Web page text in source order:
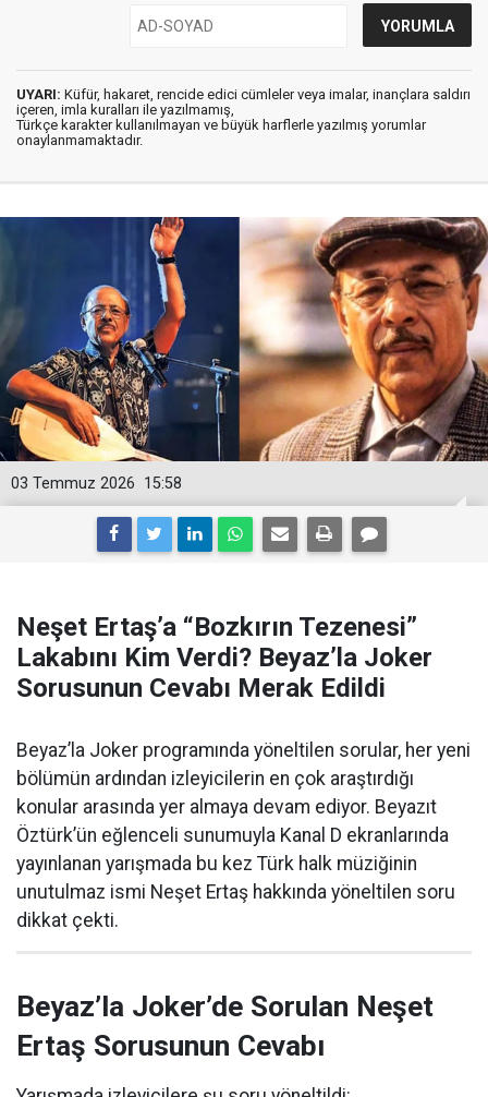
UYARI: Küfür, hakaret, rencide edici cümleler veya imalar, inançlara saldırı
içeren, imla kuralları ile yazılmamış,
Türkçe karakter kullanılmayan ve büyük harflerle yazılmış yorumlar
onaylanmamaktadır.
15:58
03 Temmuz 2026
Neşet Ertaş’a “Bozkırın Tezenesi”
Lakabını Kim Verdi? Beyaz’la Joker
Sorusunun Cevabı Merak Edildi
Beyaz’la Joker programında yöneltilen sorular, her yeni
bölümün ardından izleyicilerin en çok araştırdığı
konular arasında yer almaya devam ediyor. Beyazıt
Öztürk’ün eğlenceli sunumuyla Kanal D ekranlarında
yayınlanan yarışmada bu kez Türk halk müziğinin
unutulmaz ismi Neşet Ertaş hakkında yöneltilen soru
dikkat çekti.
Beyaz’la Joker’de Sorulan Neşet
Ertaş Sorusunun Cevabı